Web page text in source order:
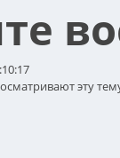
эту